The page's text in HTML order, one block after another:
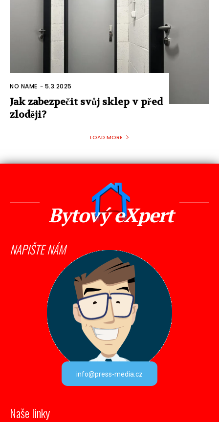
NO NAME - 5.3.2025
Jak zabezpečit svůj sklep v před
zloději?
LOAD MORE
Bytový eXpert
NAPIŠTE NÁM
info@press-media.cz
Naše linky